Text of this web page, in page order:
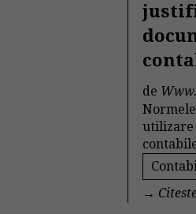
de
utilizare
→